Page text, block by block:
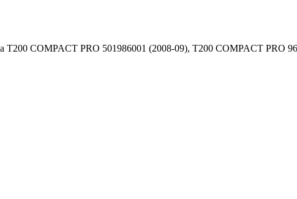
T200 COMPACT PRO 501986001 (2008-09), T200 COMPACT PRO